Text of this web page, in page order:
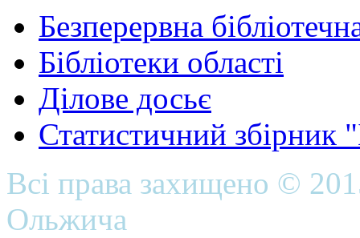
Безперервна
Бібліотеки області
Ділове досьє
Статистичний
Всі права захищено ©
Ольжича